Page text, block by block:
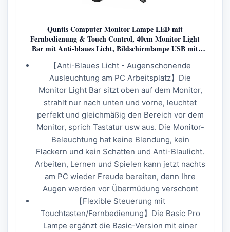
Quntis Computer Monitor Lampe LED mit
Fernbedienung & Touch Control, 40cm Monitor Light
Bar mit Anti-blaues Licht, Bildschirmlampe USB mit
【Anti-Blaues Licht - Augenschonende
Ausleuchtung am PC Arbeitsplatz】Die
Monitor Light Bar sitzt oben auf dem Monitor,
strahlt nur nach unten und vorne, leuchtet
perfekt und gleichmäßig den Bereich vor dem
Monitor, sprich Tastatur usw aus. Die Monitor-
Beleuchtung hat keine Blendung, kein
Flackern und kein Schatten und Anti-Blaulicht.
Arbeiten, Lernen und Spielen kann jetzt nachts
am PC wieder Freude bereiten, denn Ihre
Augen werden vor Übermüdung verschont
【Flexible Steuerung mit
Touchtasten/Fernbedienung】Die Basic Pro
Lampe ergänzt die Basic-Version mit einer